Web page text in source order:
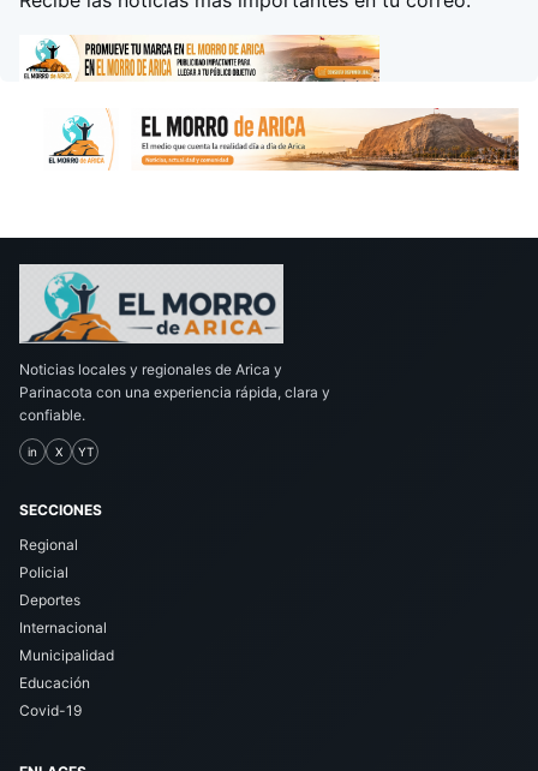
Noticias locales y regionales de Arica y
Parinacota con una experiencia rápida, clara y
confiable.
in X YT
SECCIONES
Regional
Policial
Deportes
Internacional
Municipalidad
Educación
Covid-19